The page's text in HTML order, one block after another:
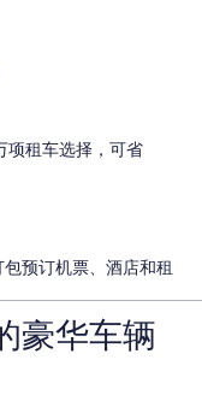
项租车选择，可省
预订机票、酒店和租
豪华车辆